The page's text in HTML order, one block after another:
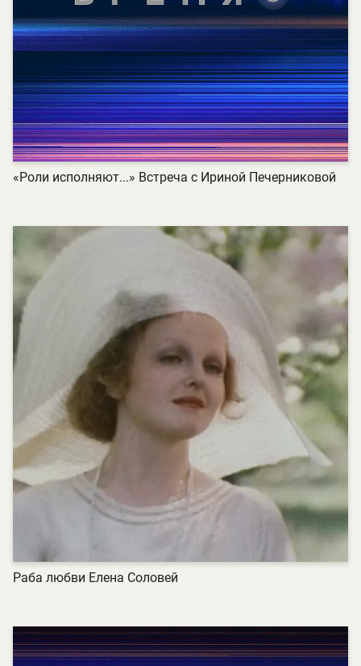
«Роли исполняют...» Встреча с Ириной Печерниковой
Раба любви Елена Соловей